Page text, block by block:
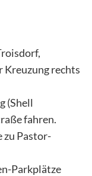
Kreuzung rechts
(Shell
fahren.
zu Pastor-
Parkplätze